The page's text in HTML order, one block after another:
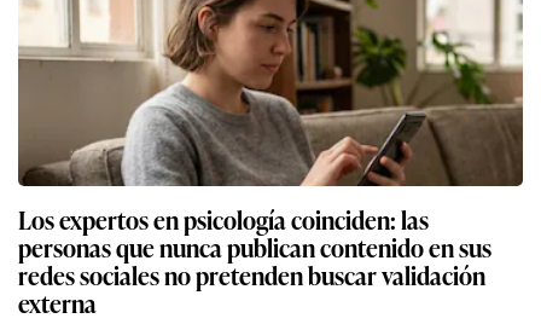
Los expertos en psicología coinciden: las
personas que nunca publican contenido en sus
redes sociales no pretenden buscar validación
externa